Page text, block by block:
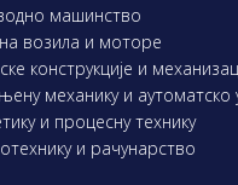
машинство
возила и моторе
конструкције и
механику и
и процесну технику
и рачунарство